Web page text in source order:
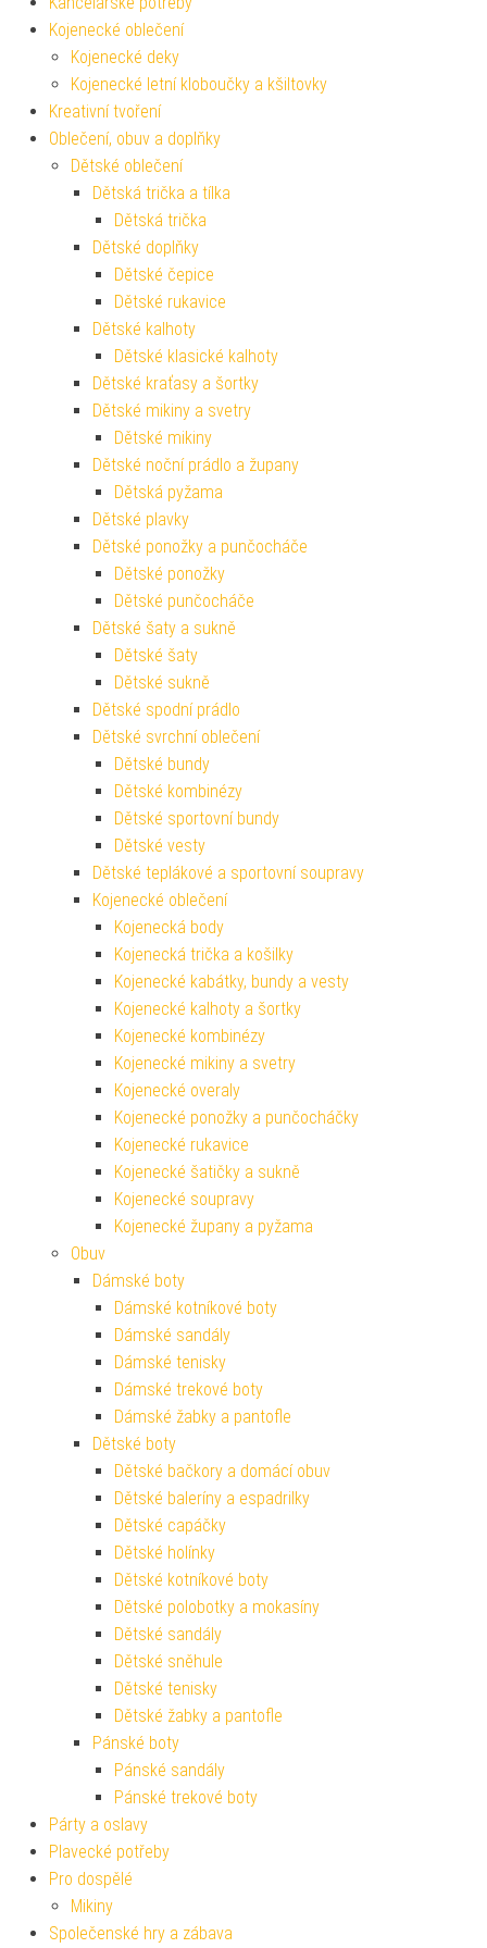
Kojenecké oblečení
Kojenecké deky
Kojenecké letní kloboučky a kšiltovky
Kreativní tvoření
Oblečení, obuv a doplňky
Dětské oblečení
Dětská trička a tílka
Dětská trička
Dětské doplňky
Dětské čepice
Dětské rukavice
Dětské kalhoty
Dětské klasické kalhoty
Dětské kraťasy a šortky
Dětské mikiny a svetry
Dětské mikiny
Dětské noční prádlo a župany
Dětská pyžama
Dětské plavky
Dětské ponožky a punčocháče
Dětské ponožky
Dětské punčocháče
Dětské šaty a sukně
Dětské šaty
Dětské sukně
Dětské spodní prádlo
Dětské svrchní oblečení
Dětské bundy
Dětské kombinézy
Dětské sportovní bundy
Dětské vesty
Dětské teplákové a sportovní soupravy
Kojenecké oblečení
Kojenecká body
Kojenecká trička a košilky
Kojenecké kabátky, bundy a vesty
Kojenecké kalhoty a šortky
Kojenecké kombinézy
Kojenecké mikiny a svetry
Kojenecké overaly
Kojenecké ponožky a punčocháčky
Kojenecké rukavice
Kojenecké šatičky a sukně
Kojenecké soupravy
Kojenecké župany a pyžama
Obuv
Dámské boty
Dámské kotníkové boty
Dámské sandály
Dámské tenisky
Dámské trekové boty
Dámské žabky a pantofle
Dětské boty
Dětské bačkory a domácí obuv
Dětské baleríny a espadrilky
Dětské capáčky
Dětské holínky
Dětské kotníkové boty
Dětské polobotky a mokasíny
Dětské sandály
Dětské sněhule
Dětské tenisky
Dětské žabky a pantofle
Pánské boty
Pánské sandály
Pánské trekové boty
Párty a oslavy
Plavecké potřeby
Pro dospělé
Mikiny
Společenské hry a zábava